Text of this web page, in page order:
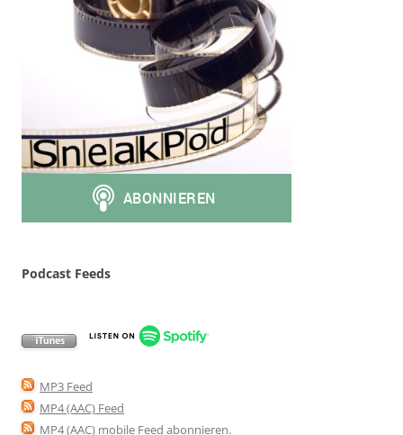
Podcast Feeds
MP3 Feed
MP4 (AAC) Feed
MP4 (AAC) mobile Feed abonnieren.